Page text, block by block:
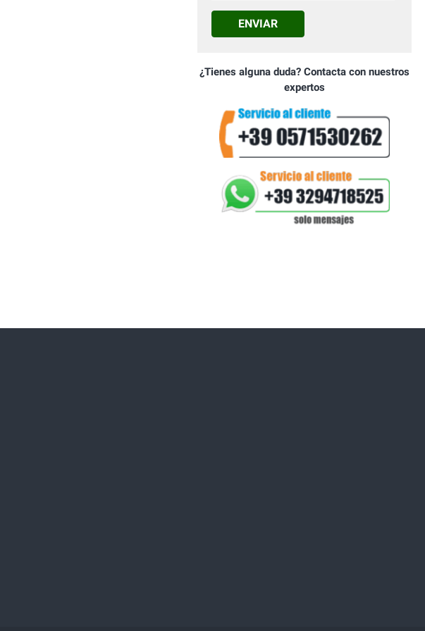
ENVIAR
¿Tienes alguna duda? Contacta con nuestros
expertos